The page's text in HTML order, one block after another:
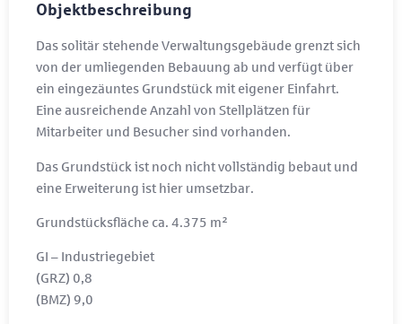
Objektbeschreibung
Das solitär stehende Verwaltungsgebäude grenzt sich
von der umliegenden Bebauung ab und verfügt über
ein eingezäuntes Grundstück mit eigener Einfahrt.
Eine ausreichende Anzahl von Stellplätzen für
Mitarbeiter und Besucher sind vorhanden.
Das Grundstück ist noch nicht vollständig bebaut und
eine Erweiterung ist hier umsetzbar.
Grundstücksfläche ca. 4.375 m²
GI – Industriegebiet
(GRZ) 0,8
(BMZ) 9,0